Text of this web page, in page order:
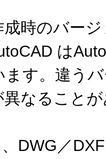
時のバー
は
ます。違う
なること
DWG／